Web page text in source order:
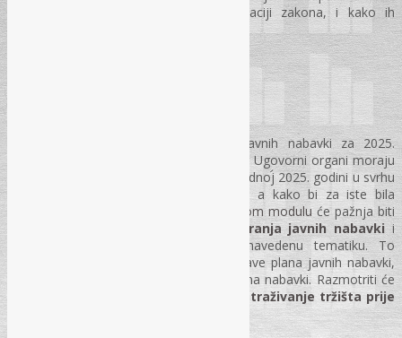
izazvati probleme u samoj implementaciji zakona, i kako ih
Drugi modul je posvećen planiranju javnih nabavki za 2025.
godinu. Imajući u vidu da je vrijeme kada Ugovorni organi moraju
planirati koje nabavke će pokretati u narednoj 2025. godini u svrhu
sačinjavanja adekvatnog Plana nabavki, a kako bi za iste bila
drugom moduluće pažnja biti
strategiji ispravnog planiranja javnih nabavki i
svim pitanjima koja su vezana za navedenu tematiku. To
podrazumijeva i obrađivanje pitanja objave plana javnih nabavki,
privremenog plana nabavki i izmjena plana nabavki. Razmotriti će
da li je obavezno izvršiti istraživanje tržišta prije